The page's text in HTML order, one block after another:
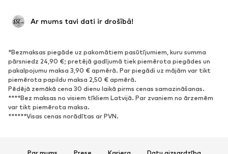
Svinības
Ekskluzīvi
APAVI
Jaunumi
Šobrīd populāri
Brīvā laika apavi
Puszābaki
Augstpapēžu apavi
Sandales
Kurpes
Ar mums tavi dati ir drošībā!
*Bezmaksas piegāde uz pakomātiem pasūtījumiem, kuru summa
pārsniedz 24,90 €; pretējā gadījumā tiek piemērota piegādes un
pakalpojumu maksa 3,90 € apmērā. Par piegādi uz mājām var tikt
piemērota papildu maksa 2,50 € apmērā.
Pēdējā zemākā cena 30 dienu laikā pirms cenas samazināšanas.
****Bez maksas no visiem tīkliem Latvijā. Par zvaniem no ārzemēm
var tikt piemērota maksa.
******Visas cenas norādītas ar PVN.